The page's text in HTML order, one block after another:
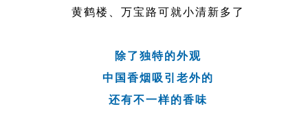
黄鹤楼、万宝路可就小清新多了
除了独特的外观
中国香烟吸引老外的
还有不一样的香味